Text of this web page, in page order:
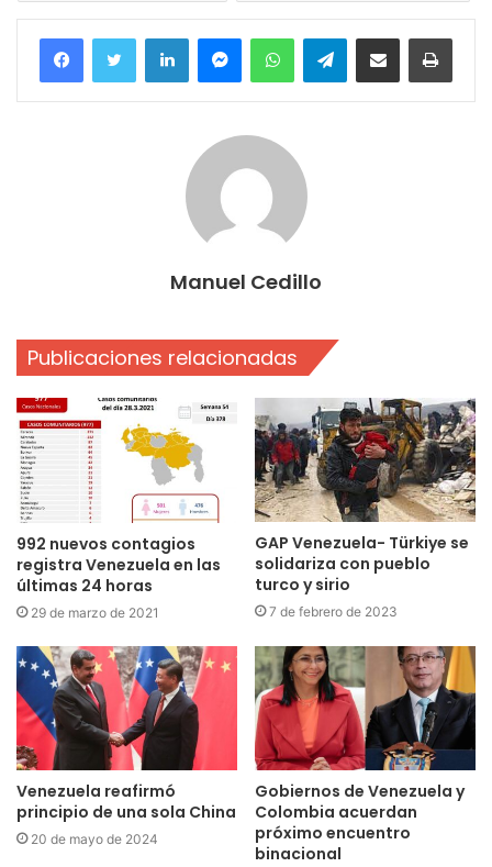
FacebookTwitter LinkedInMessengerWhatsAppTelegramCompartir por correo electrónico
Manuel Cedillo
Publicaciones relacionadas
992 nuevos contagios
registra Venezuela en las
últimas 24 horas
29 de marzo de 2021
GAP Venezuela- Türkiye se
solidariza con pueblo
turco y sirio
7 de febrero de 2023
Venezuela reafirmó
principio de una sola China
20 de mayo de 2024
Gobiernos de Venezuela y
Colombia acuerdan
próximo encuentro
binacional